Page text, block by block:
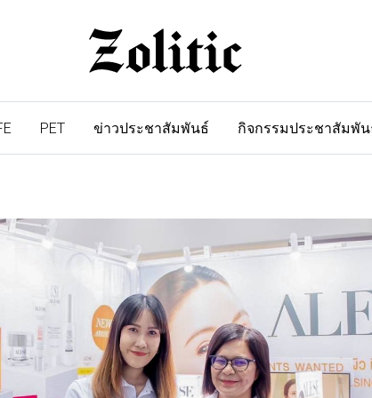
PET ข่าวประชาสัมพันธ์ กิจกรรมประชาสัมพั